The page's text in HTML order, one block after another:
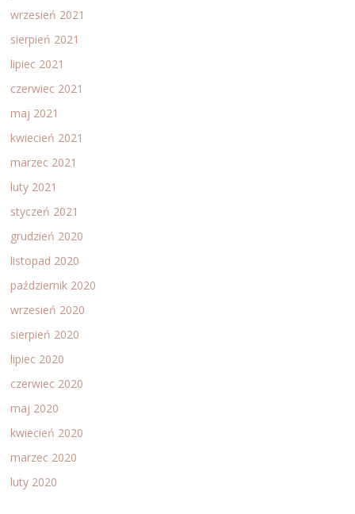
wrzesień 2021
sierpień 2021
lipiec 2021
czerwiec 2021
maj 2021
kwiecień 2021
marzec 2021
luty 2021
styczeń 2021
grudzień 2020
listopad 2020
październik 2020
wrzesień 2020
sierpień 2020
lipiec 2020
czerwiec 2020
maj 2020
kwiecień 2020
marzec 2020
luty 2020